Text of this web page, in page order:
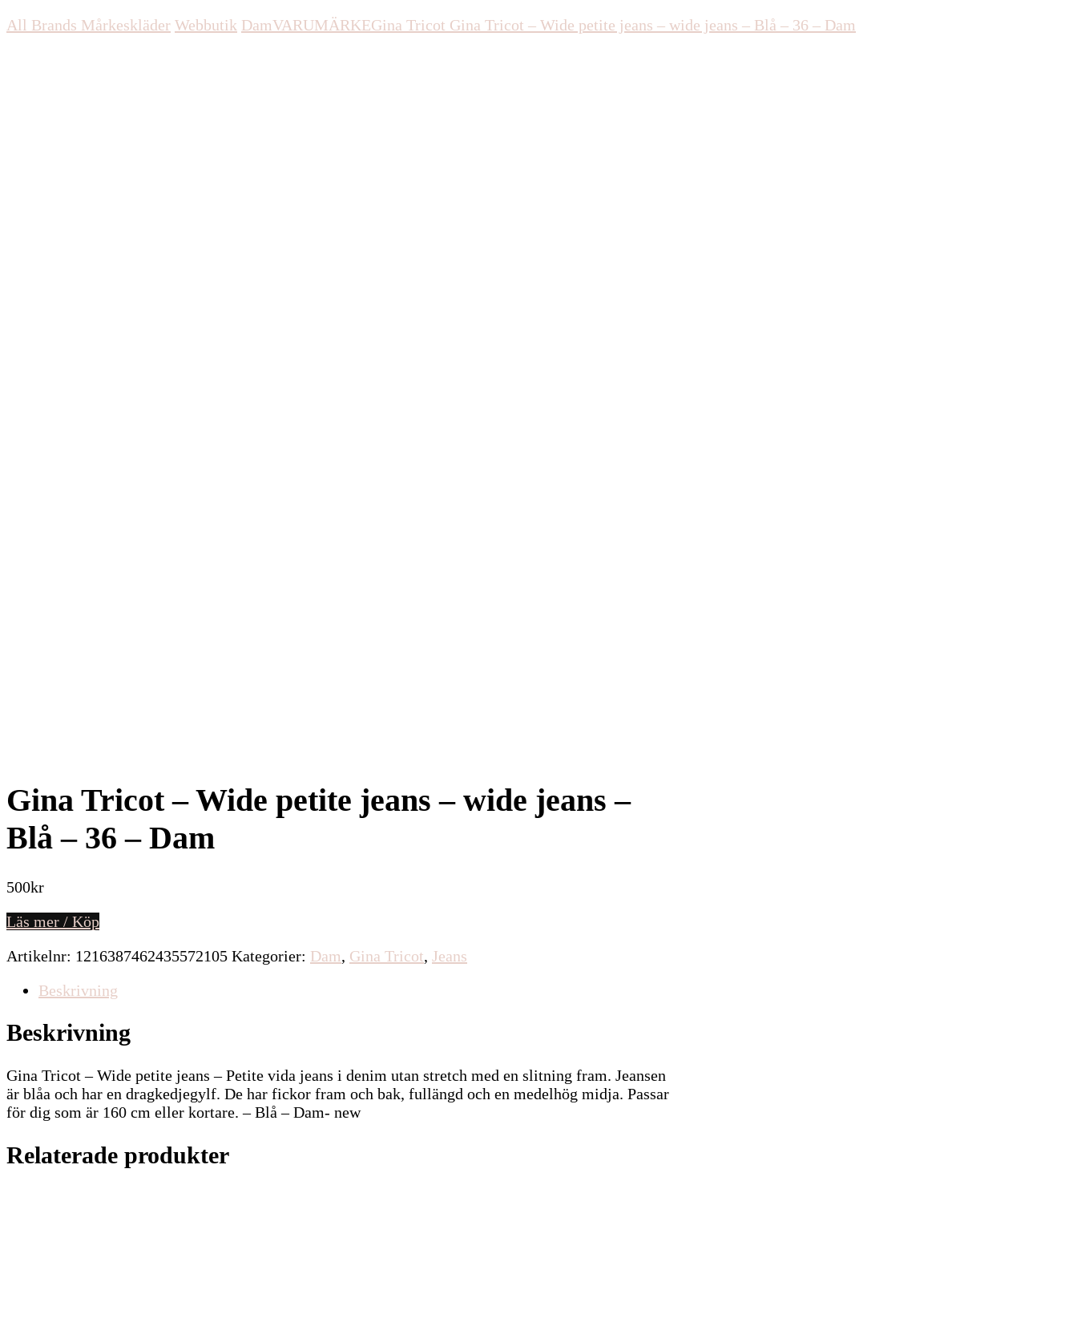
All Brands Mårkeskläder Webbutik DamVARUMÄRKEGina Tricot Gina Tricot – Wide petite jeans – wide jeans – Blå – 36 – Dam
Gina Tricot – Wide petite jeans – wide jeans –
Blå – 36 – Dam
500kr
Läs mer / Köp
Artikelnr: 1216387462435572105 Kategorier: Dam, Gina Tricot, Jeans
Beskrivning
Beskrivning
Gina Tricot – Wide petite jeans – Petite vida jeans i denim utan stretch med en slitning fram. Jeansen
är blåa och har en dragkedjegylf. De har fickor fram och bak, fullängd och en medelhög midja. Passar
för dig som är 160 cm eller kortare. – Blå – Dam- new
Relaterade produkter